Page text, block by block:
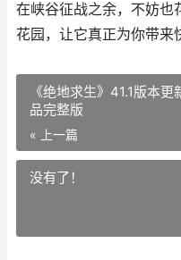
在峡谷征战之余，不妨也
花园，让它真正为你带来
《绝地求生》41.1版本
品完整版
« 上一篇
没有了！